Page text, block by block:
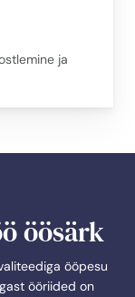
ja
öösärk
ööpesu
ööriided on